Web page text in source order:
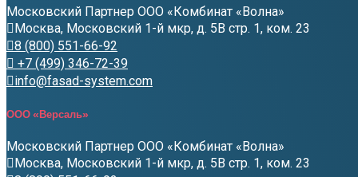
Московский Партнер ООО «Комбинат «Волна»
Москва, Московский 1-й мкр, д. 5В стр. 1, ком. 23
8 (800) 551-66-92
+7 (499) 346-72-39
info@fasad-system.com
ООО «Версаль»
Московский Партнер ООО «Комбинат «Волна»
Москва, Московский 1-й мкр, д. 5В стр. 1, ком. 23